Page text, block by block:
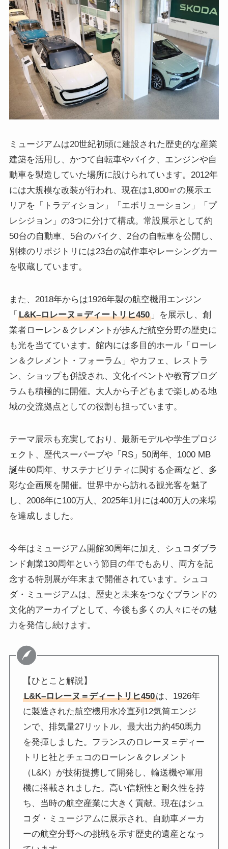
ミュージアムは20世紀初頭に建設された歴史的な産業
建築を活用し、かつて自転車やバイク、エンジンや自
動車を製造していた場所に設けられています。2012年
には大規模な改装が行われ、現在は1,800㎡の展示エ
リアを「トラディション」「エボリューション」「プ
レシジョン」の3つに分けて構成。常設展示として約
50台の自動車、5台のバイク、2台の自転車を公開し、
別棟のリポジトリには23台の試作車やレーシングカー
を収蔵しています。
また、2018年からは1926年製の航空機用エンジン
「 L&K–ロレーヌ＝ディートリヒ450」を展示し、創
業者ローレン＆クレメントが歩んだ航空分野の歴史に
も光を当てています。館内には多目的ホール「ローレ
ン＆クレメント・フォーラム」やカフェ、レストラ
ン、ショップも併設され、文化イベントや教育プログ
ラムも積極的に開催。大人から子どもまで楽しめる地
域の交流拠点としての役割も担っています。
テーマ展示も充実しており、最新モデルや学生プロジ
ェクト、歴代スーパーブや「RS」50周年、1000 MB
誕生60周年、サステナビリティに関する企画など、多
彩な企画展を開催。世界中から訪れる観光客を魅了
し、2006年に100万人、2025年1月には400万人の来場
を達成しました。
今年はミュージアム開館30周年に加え、シュコダブラ
ンド創業130周年という節目の年でもあり、両方を記
念する特別展が年末まで開催されています。シュコ
ダ・ミュージアムは、歴史と未来をつなぐブランドの
文化的アーカイブとして、今後も多くの人々にその魅
力を発信し続けます。
【ひとこと解説】
L&K–ロレーヌ＝ディートリヒ450は、1926年
に製造された航空機用水冷直列12気筒エンジ
ンで、排気量27リットル、最大出力約450馬力
を発揮しました。フランスのロレーヌ＝ディー
トリヒ社とチェコのローレン＆クレメント
（L&K）が技術提携して開発し、輸送機や軍用
機に搭載されました。高い信頼性と耐久性を持
ち、当時の航空産業に大きく貢献。現在はシュ
コダ・ミュージアムに展示され、自動車メーカ
ーの航空分野への挑戦を示す歴史的遺産となっ